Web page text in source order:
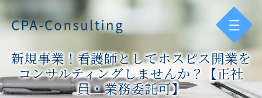
新規事業！看護師としてホスピス開業を
コンサルティングしませんか？【正社
員・業務委託可】